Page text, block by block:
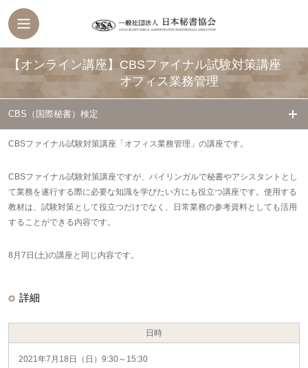
【オンライン講座】CBSファイナル試験対策講座
オフィス業務管理
CBS（国際秘書）検定
CBSファイナル試験対策講座「オフィス業務管理」の講座です。
CBSファイナル試験対策講座ですが、バイリンガルで秘書やアシスタントとし
て業務を遂行する際に必要な知識を学びたい方にも役立つ講座です。使用する
教材は、試験対策として役立つだけでなく、日常業務の参考資料としても活用
することができる内容です。
8月7日(土)の講座と同じ内容です。
詳細
日時
2021年7月18日（日）9:30～15:30